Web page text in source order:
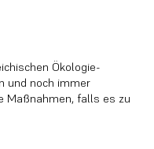
Ökologie-
und noch immer
Maßnahmen, falls es zu